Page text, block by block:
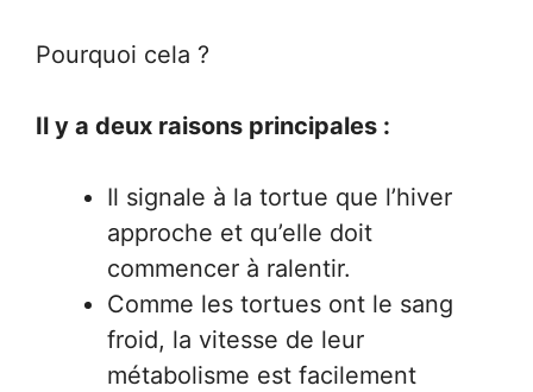
Pourquoi cela ?
Il y a deux raisons principales :
Il signale à la tortue que l’hiver
approche et qu’elle doit
commencer à ralentir.
Comme les tortues ont le sang
froid, la vitesse de leur
métabolisme est facilement